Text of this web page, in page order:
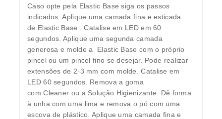
Caso opte pela Elastic Base siga os passos
indicados: Aplique uma camada fina e esticada
de Elastic Base . Catalise em LED em 60
segundos. Aplique uma segunda camada
generosa e molde a Elastic Base com o próprio
pincel ou um pincel fino se desejar. Pode realizar
extensões de 2-3 mm com molde. Catalise em
LED 60 segundos. Remova a goma
com Cleaner ou a Solução Higienizante. Dê forma
à unha com uma lima e remova o pó com uma
escova de plástico. Aplique uma camada fina e